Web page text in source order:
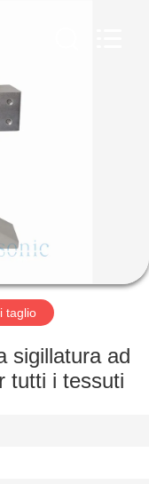
taglio
sigillatura ad
tutti i tessuti